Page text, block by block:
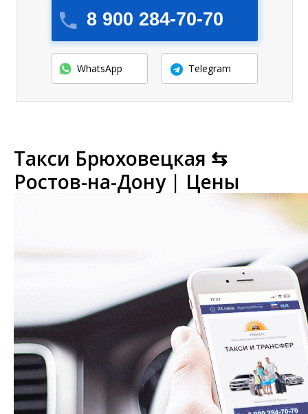
8 900 284-70-70
WhatsApp Telegram
Такси Брюховецкая ⇆
Ростов-на-Дону | Цены